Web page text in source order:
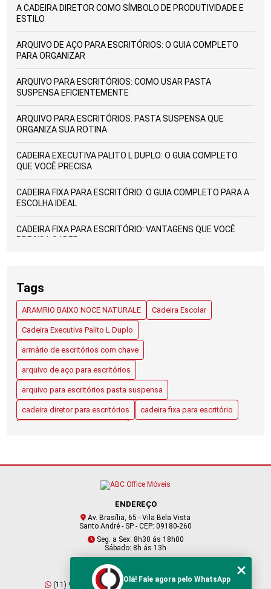
A CADEIRA DIRETOR COMO SÍMBOLO DE PRODUTIVIDADE E
ESTILO
ARQUIVO DE AÇO PARA ESCRITÓRIOS: O GUIA COMPLETO
PARA ORGANIZAR
ARQUIVO PARA ESCRITÓRIOS: COMO USAR PASTA
SUSPENSA EFICIENTEMENTE
ARQUIVO PARA ESCRITÓRIOS: PASTA SUSPENSA QUE
ORGANIZA SUA ROTINA
CADEIRA EXECUTIVA PALITO L DUPLO: O GUIA COMPLETO
QUE VOCÊ PRECISA
CADEIRA FIXA PARA ESCRITÓRIO: O GUIA COMPLETO PARA A
ESCOLHA IDEAL
CADEIRA FIXA PARA ESCRITÓRIO: VANTAGENS QUE VOCÊ
PRECISA SABER
CADEIRAS PARA ESCRITÓRIOS ABC: GUIA COMPLETO PARA
ESCOLHER A IDEAL
CADEIRAS PARA ESCRITÓRIOS ABC: O QUE VOCÊ PRECISA
SABER
DESCUBRA OS BENEFÍCIOS DO ARAMÁRIO BAIXO NATURAL
GUIA COMPLETO PARA ESCOLHER CADEIRAS DE ESCRITÓRIO
EM SANTO ANDRÉ
ESCOLHER A IDEAL
Tags
ARAMRIO BAIXO NOCE NATURALE Cadeira Escolar
Cadeira Executiva Palito L Duplo
armário de escritórios com chave
arquivo de aço para escritórios
arquivo para escritórios pasta suspensa
cadeira diretor para escritórios cadeira fixa para escritório
mesa de refeitório escolar mesas para escritórios
móveis com gaveta para recepção
móveis de aço escritórios
móveis de aço para escritórios móveis em aço para escritório
sofá para recepção de escritório
ENDEREÇO
Av. Brasília, 65 - Vila Bela Vista
Santo André - SP - CEP: 09180-260
Seg. a Sex: 8h30 ás 18h00
Sábado: 8h ás 13h
CONTATO
(11) 95409-2229 (11) 4901-6045
Olá! Fale agora pelo WhatsApp